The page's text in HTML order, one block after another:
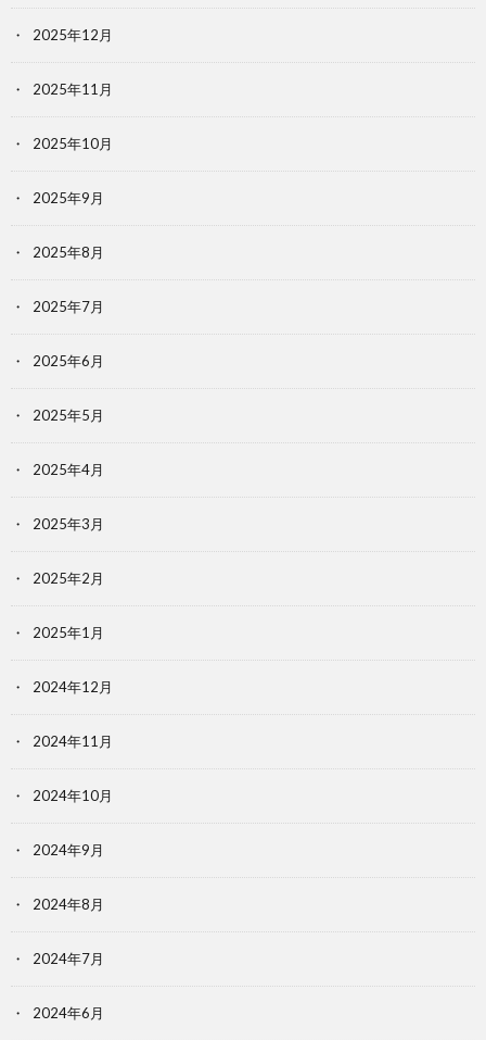
2025年12月
2025年11月
2025年10月
2025年9月
2025年8月
2025年7月
2025年6月
2025年5月
2025年4月
2025年3月
2025年2月
2025年1月
2024年12月
2024年11月
2024年10月
2024年9月
2024年8月
2024年7月
2024年6月